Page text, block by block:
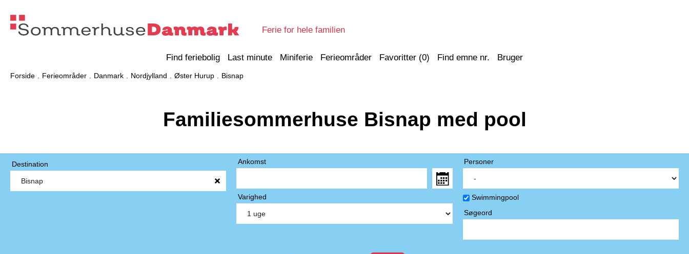
Ferie for hele familien
Find feriebolig Last minute Miniferie Ferieområder Favoritter (0) Find emne nr. Bruger
Forside Ferieområder Danmark Nordjylland Øster Hurup Bisnap
Familiesommerhuse Bisnap med pool
Destination Ankomst
Varighed
Personer
Swimmingpool
Søgeord